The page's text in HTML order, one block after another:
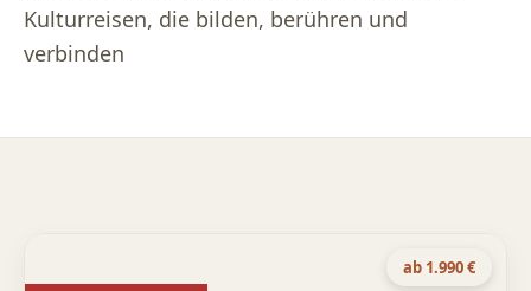
Kulturreisen, die bilden, berühren und
verbinden
ab 1.990 €